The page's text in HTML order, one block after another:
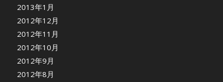
2013年1月
2012年12月
2012年11月
2012年10月
2012年9月
2012年8月